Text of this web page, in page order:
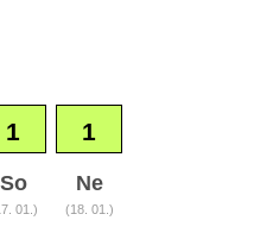
1 1
So
01.)
Ne
(18. 01.)